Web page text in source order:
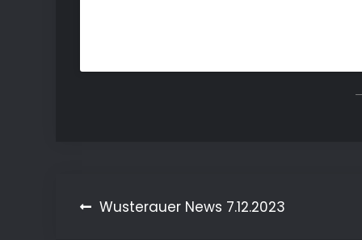
Beitragsnavigation
Wusterauer News 7.12.2023